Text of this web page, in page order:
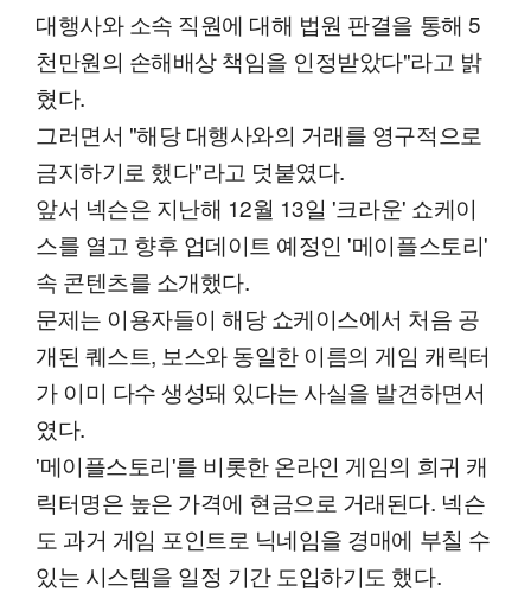
대행사와 소속 직원에 대해 법원 판결을 통해 5
천만원의 손해배상 책임을 인정받았다"라고 밝
혔다.
그러면서 "해당 대행사와의 거래를 영구적으로
금지하기로 했다"라고 덧붙였다.
앞서 넥슨은 지난해 12월 13일 '크라운' 쇼케이
스를 열고 향후 업데이트 예정인 '메이플스토리'
속 콘텐츠를 소개했다.
문제는 이용자들이 해당 쇼케이스에서 처음 공
개된 퀘스트, 보스와 동일한 이름의 게임 캐릭터
가 이미 다수 생성돼 있다는 사실을 발견하면서
였다.
'메이플스토리'를 비롯한 온라인 게임의 희귀 캐
릭터명은 높은 가격에 현금으로 거래된다. 넥슨
도 과거 게임 포인트로 닉네임을 경매에 부칠 수
있는 시스템을 일정 기간 도입하기도 했다.